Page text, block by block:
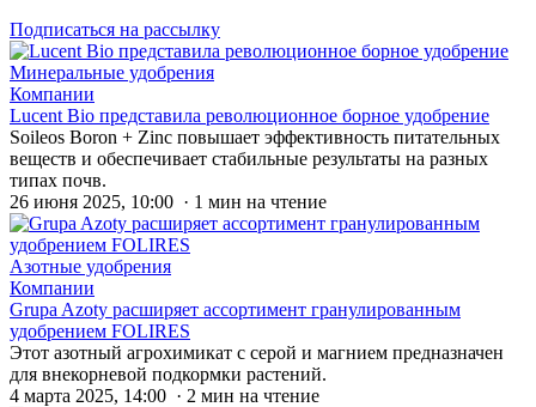
Подписаться на рассылку
Минеральные удобрения
Компании
Lucent Bio представила революционное борное удобрение
Soileos Boron + Zinc повышает эффективность питательных
веществ и обеспечивает стабильные результаты на разных
типах почв.
26 июня 2025, 10:00 · 1 мин на чтение
Азотные удобрения
Компании
Grupa Azoty расширяет ассортимент гранулированным
удобрением FOLIRES
Этот азотный агрохимикат с серой и магнием предназначен
для внекорневой подкормки растений.
4 марта 2025, 14:00 · 2 мин на чтение